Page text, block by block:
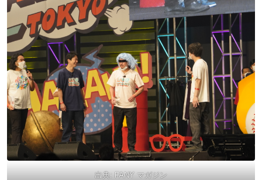
出典: FANY マガジン